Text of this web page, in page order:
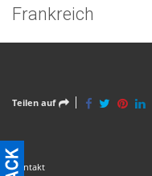
Frankreich
Teilen auf
Kontakt